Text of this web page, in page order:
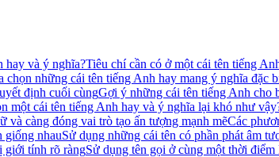
hay và ý nghĩa?Tiêu chí cần có ở một cái tên tiếng
chọn những cái tên tiếng Anh hay mang ý nghĩa đặc
định cuối cùngGợi ý những cái tên tiếng Anh cho
một cái tên tiếng Anh hay và ý nghĩa lại khó như
và càng đóng vai trò tạo ấn tượng mạnh mẽCác
giống nhauSử dụng những cái tên có phần phát âm
giới tính rõ ràngSử dụng tên gọi ở cùng một thời